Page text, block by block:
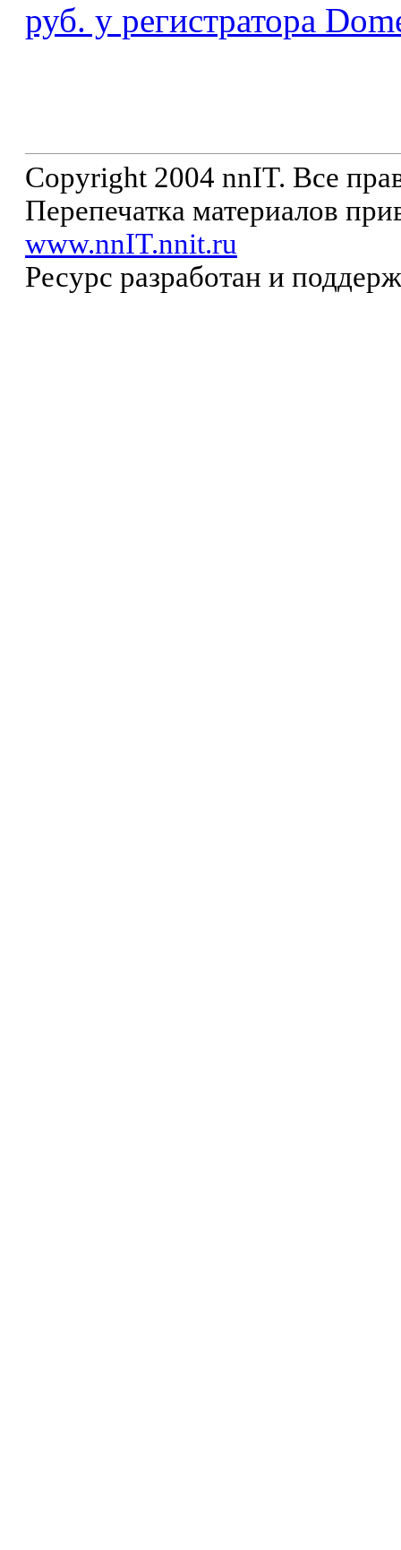
руб. у регистратора
Copyright 2004 nnIT. Все
Перепечатка материалов
www.nnIT.nnit.ru
Ресурс разработан и